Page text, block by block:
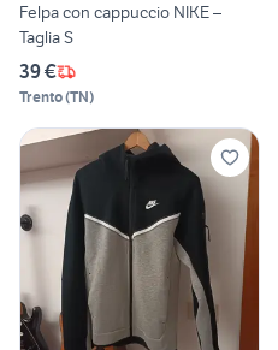
Felpa con cappuccio NIKE –
Taglia S
39 €
Trento(TN)